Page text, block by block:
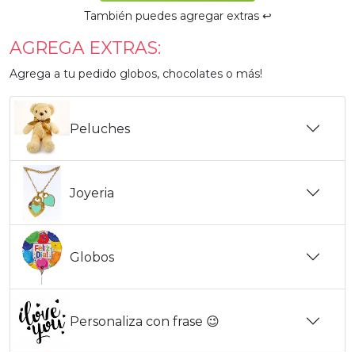
También puedes agregar extras ↩️
AGREGA EXTRAS:
Agrega a tu pedido globos, chocolates o más!
Peluches
Joyeria
Globos
Personaliza con frase 😉